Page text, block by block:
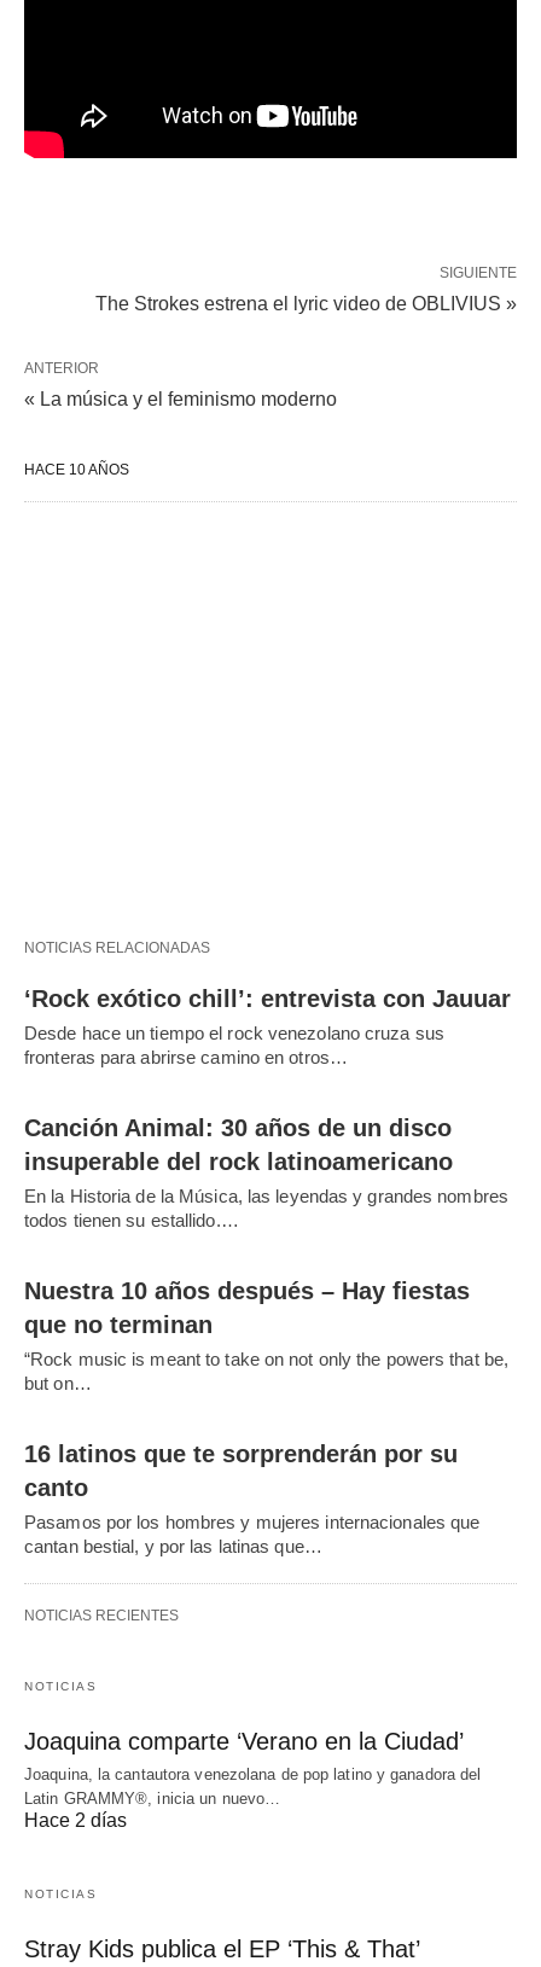
SIGUIENTE
The Strokes estrena el lyric video de OBLIVIUS »
ANTERIOR
« La música y el feminismo moderno
HACE 10 AÑOS
NOTICIAS RELACIONADAS
‘Rock exótico chill’: entrevista con Jauuar
Desde hace un tiempo el rock venezolano cruza sus
fronteras para abrirse camino en otros…
Canción Animal: 30 años de un disco
insuperable del rock latinoamericano
En la Historia de la Música, las leyendas y grandes nombres
todos tienen su estallido.…
Nuestra 10 años después – Hay fiestas
que no terminan
“Rock music is meant to take on not only the powers that be,
but on…
16 latinos que te sorprenderán por su
canto
Pasamos por los hombres y mujeres internacionales que
cantan bestial, y por las latinas que…
NOTICIAS RECIENTES
NOTICIAS
Joaquina comparte ‘Verano en la Ciudad’
Joaquina, la cantautora venezolana de pop latino y ganadora del
Latin GRAMMY®, inicia un nuevo…
Hace 2 días
NOTICIAS
Stray Kids publica el EP ‘This & That’